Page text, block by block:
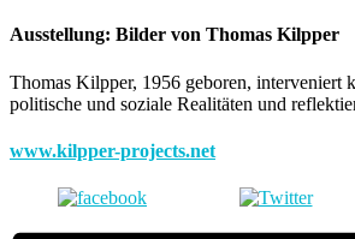
Ausstellung: Bilder von Thomas Kilpper
Thomas Kilpper, 1956 geboren, interveniert
politische und soziale Realitäten und
www.kilpper-projects.net